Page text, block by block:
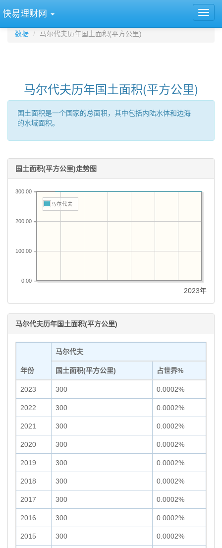
快易理财网
数据 马尔代夫历年国土面积(平方公里)
马尔代夫历年国土面积(平方公里)
国土面积是一个国家的总面积，其中包括内陆水体和边海
的水域面积。
国土面积(平方公里)走势图
0.00
100.00
200.00
300.00
马尔代夫
2023年
马尔代夫历年国土面积(平方公里)
年份
马尔代夫
国土面积(平方公里) 占世界%
2023 300 0.0002%
2022 300 0.0002%
2021 300 0.0002%
2020 300 0.0002%
2019 300 0.0002%
2018 300 0.0002%
2017 300 0.0002%
2016 300 0.0002%
2015 300 0.0002%